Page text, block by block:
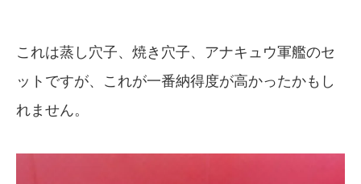
これは蒸し穴子、焼き穴子、アナキュウ軍艦のセ
ットですが、これが一番納得度が高かったかもし
れません。